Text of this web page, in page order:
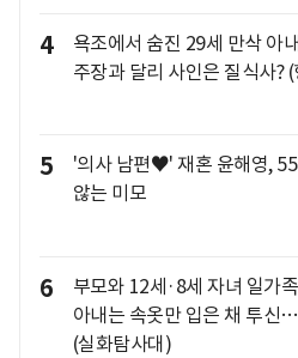
4
욕조에서 숨진 29세 만삭 아
주장과 달리 사인은 질식사?
5
'의사 남편♥' 재혼 윤해영, 55
않는 미모
6
부모와 12세·8세 자녀 일가
아내는 속옷만 입은 채 투신
(실화탐사대)